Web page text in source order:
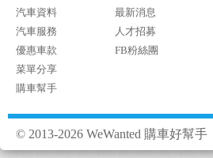
汽車資料
汽車服務
優惠車款
菜單分享
購車幫手
最新消息
人才招募
FB粉絲團
© 2013-2026 WeWanted 購車好幫手